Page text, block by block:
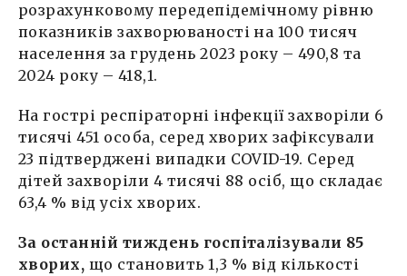
розрахунковому передепідемічному рівню
показників захворюваності на 100 тисяч
населення за грудень 2023 року – 490,8 та
2024 року – 418,1.
На гострі респіраторні інфекції захворіли 6
тисячі 451 особа, серед хворих зафіксували
23 підтверджені випадки COVID-19. Серед
дітей захворіли 4 тисячі 88 осіб, що складає
63,4 % від усіх хворих.
За останній тиждень госпіталізували 85
хворих, що становить 1,3 % від кількості